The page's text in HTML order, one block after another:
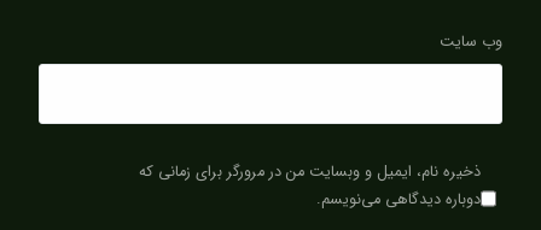
وب‌ سایت
ذخیره نام، ایمیل و وبسایت من در مرورگر برای زمانی که
دوباره دیدگاهی می‌نویسم.